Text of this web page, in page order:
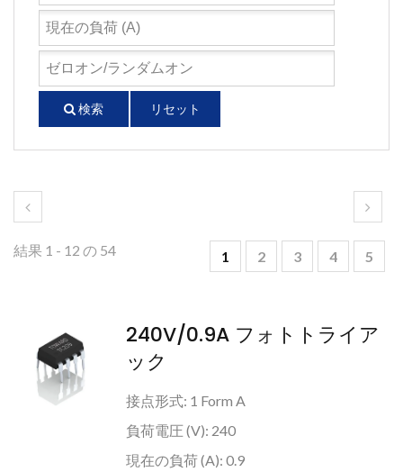
検索 リセット
結果 1 - 12 の 54 1 2 3 4 5
240V/0.9A フォトトライア
ック
接点形式: 1 Form A
負荷電圧 (V): 240
現在の負荷 (A): 0.9